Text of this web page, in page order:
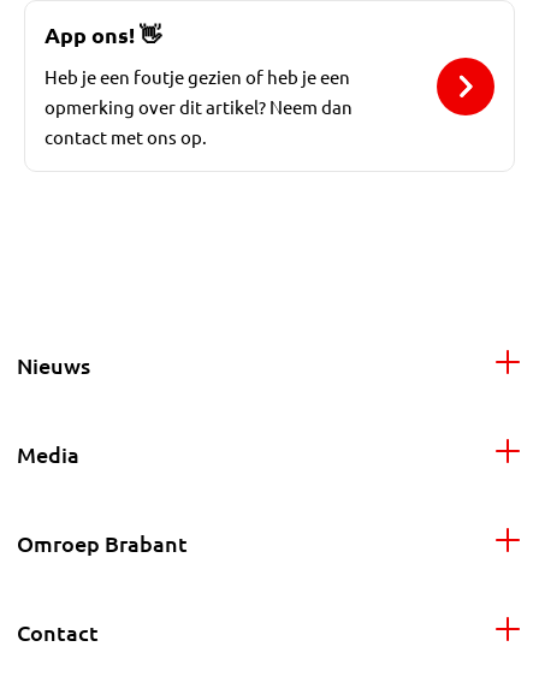
App ons!👋
Heb je een foutje gezien of heb je een
opmerking over dit artikel? Neem dan
contact met ons op.
Nieuws
Media
Omroep Brabant
Contact